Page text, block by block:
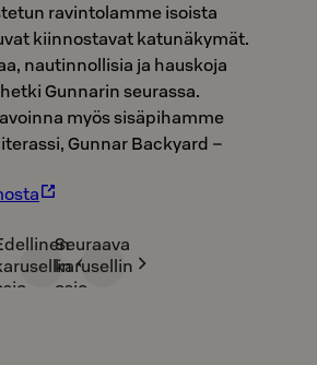
ravintolamme isoista
kiinnostavat katunäkymät.
nautinnollisia ja hauskoja
Gunnarin seurassa.
myös sisäpihamme
Gunnar Backyard –
Seuraava
karusellin
osio